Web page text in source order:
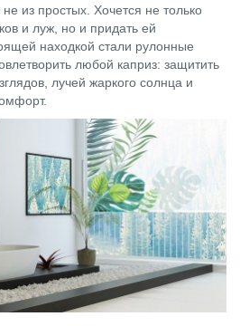
из простых. Хочется не только
и луж, но и придать ей
находкой стали рулонные
любой каприз: защитить
лучей жаркого солнца и